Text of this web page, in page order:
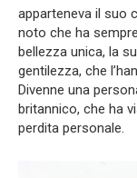
apparteneva il suo
noto che ha
bellezza unica, la
gentilezza, che
Divenne una
britannico, che ha
perdita personale.